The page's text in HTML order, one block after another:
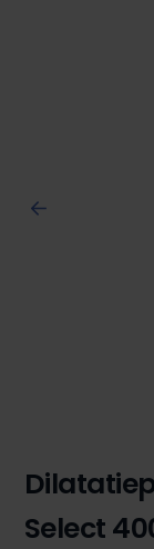
Select